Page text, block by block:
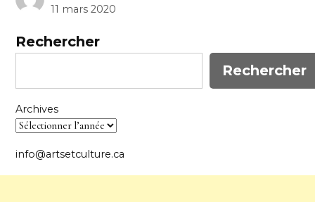
11 mars 2020
Rechercher
Rechercher
Archives
info@artsetculture.ca